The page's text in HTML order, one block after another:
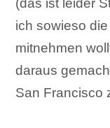
(das ist leider
ich sowieso
mitnehmen
daraus
San Francisco